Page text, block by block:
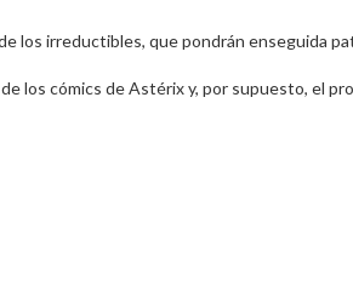
los irreductibles, que pondrán enseguida
los cómics de Astérix y, por supuesto, el